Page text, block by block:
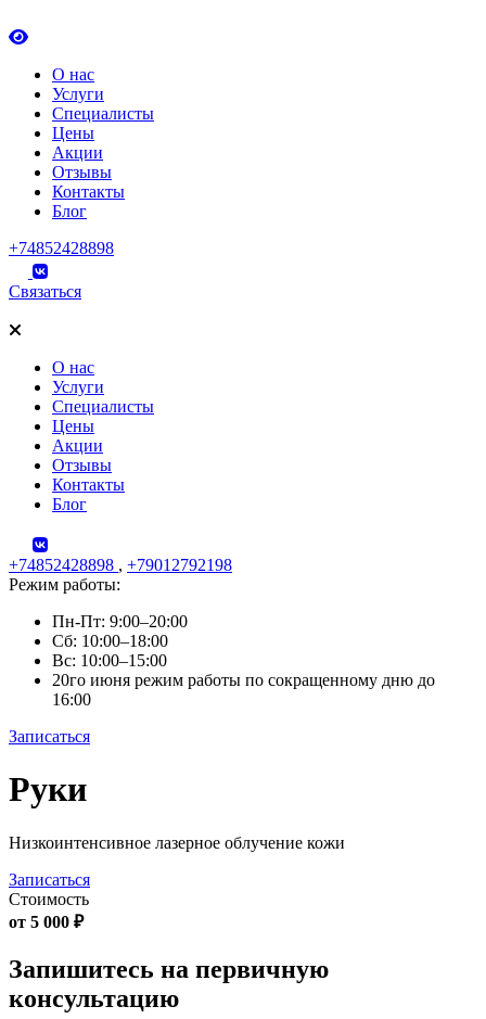
О нас
Услуги
Специалисты
Цены
Акции
Отзывы
Контакты
Блог
+74852428898
Связаться
О нас
Услуги
Специалисты
Цены
Акции
Отзывы
Контакты
Блог
+74852428898 , +79012792198
Режим работы:
Пн-Пт: 9:00–20:00
Сб: 10:00–18:00
Вс: 10:00–15:00
20го июня режим работы по сокращенному дню до
16:00
Записаться
Skip
to
Руки
Низкоинтенсивное лазерное облучение кожи
Записаться
Стоимость
от 5 000 ₽
Запишитесь на первичную
консультацию